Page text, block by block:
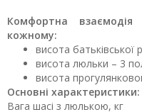
Комфортна
кожному:
висота
висота люльки – 3
висота
Основні характеристики:
Вага шасі з люлькою, кг